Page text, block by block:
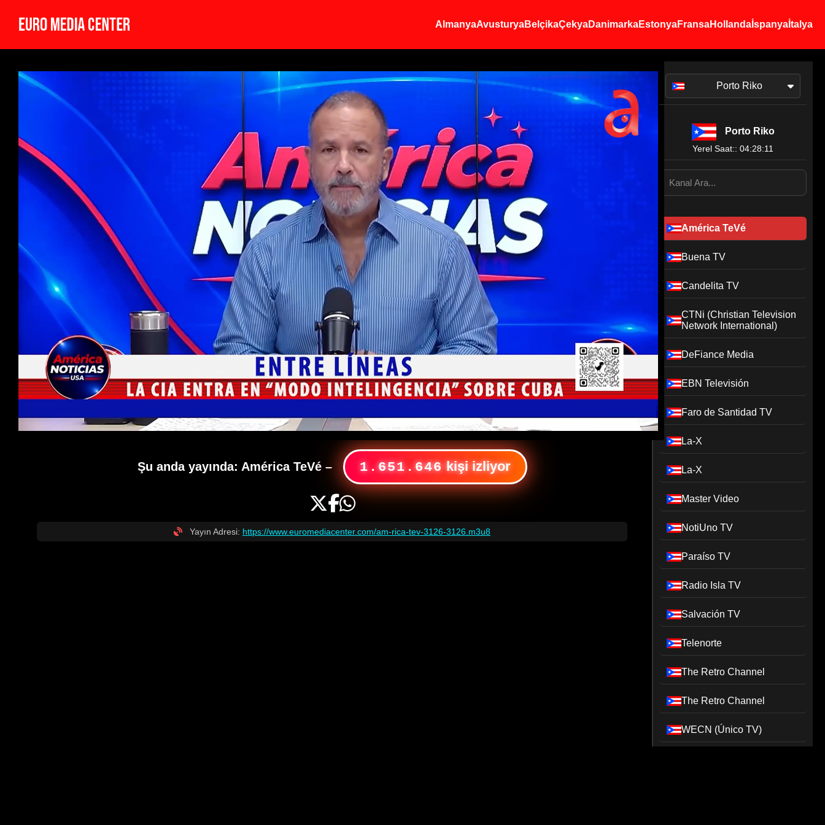
AlmanyaAvusturyaBelçikaÇekyaDanimarkaEstonyaFransaHollanda İspanya İtalya
Şu anda yayında: América TeVé– 1.651.646 kişi izliyor
Yayın Adresi: https://www.euromediacenter.com/am-rica-tev-3126-3126.m3u8
Porto Riko
Porto Riko
Yerel Saat:: 04:28:11
América TeVé
Buena TV
Candelita TV
CTNi (Christian Television
Network International)
DeFiance Media
EBN Televisión
Faro de Santidad TV
La-X
La-X
Master Video
NotiUno TV
Paraíso TV
Radio Isla TV
Salvación TV
Telenorte
The Retro Channel
The Retro Channel
WECN (Único TV)